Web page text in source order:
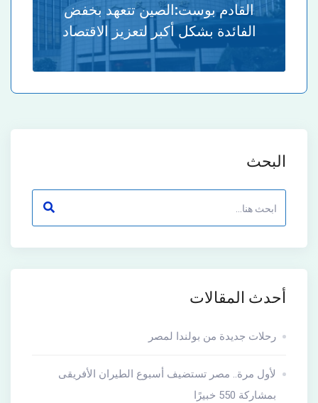
القادم بوست:الصين تتعهد بخفض
الفائدة بشكل أكبر لتعزيز الاقتصاد
البحث
أحدث المقالات
رحلات جديدة من بولندا لمصر
لأول مرة.. مصر تستضيف أسبوع الطيران الأفريقى
بمشاركة 550 خبيرًا